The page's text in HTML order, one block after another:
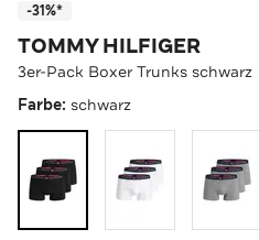
-31%*
TOMMY HILFIGER
3er-Pack Boxer Trunks schwarz
Farbe: schwarz